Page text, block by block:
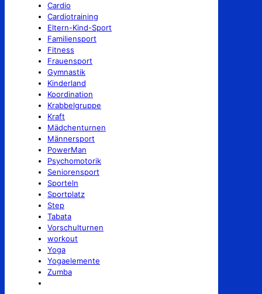
Cardio
Cardiotraining
Eltern-Kind-Sport
Familiensport
Fitness
Frauensport
Gymnastik
Kinderland
Koordination
Krabbelgruppe
Kraft
Mädchenturnen
Männersport
PowerMan
Psychomotorik
Seniorensport
Sporteln
Sportplatz
Step
Tabata
Vorschulturnen
workout
Yoga
Yogaelemente
Zumba